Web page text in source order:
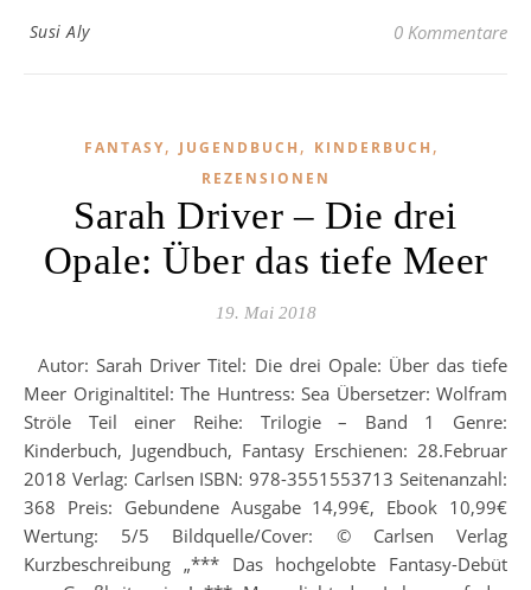
Susi Aly 0 Kommentare
FANTASY, JUGENDBUCH , KINDERBUCH ,
REZENSIONEN
Sarah Driver – Die drei
Opale: Über das tiefe Meer
19. Mai 2018
Autor: Sarah Driver Titel: Die drei Opale: Über das tiefe
Meer Originaltitel: The Huntress: Sea Übersetzer: Wolfram
Ströle Teil einer Reihe: Trilogie – Band 1 Genre:
Kinderbuch, Jugendbuch, Fantasy Erschienen: 28.Februar
2018 Verlag: Carlsen ISBN: 978-3551553713 Seitenanzahl:
368 Preis: Gebundene Ausgabe 14,99€, Ebook 10,99€
Wertung: 5/5 Bildquelle/Cover: © Carlsen Verlag
Kurzbeschreibung „*** Das hochgelobte Fantasy-Debüt